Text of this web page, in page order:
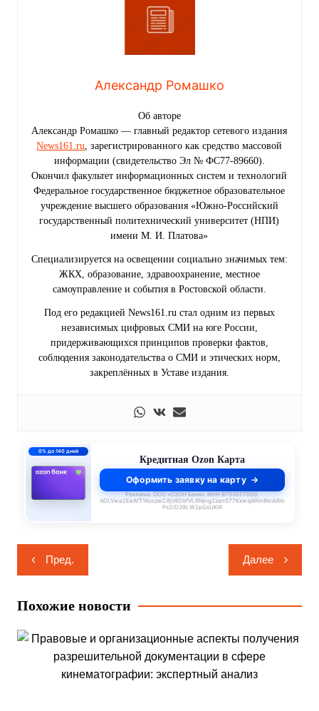
Александр Ромашко
Об авторе
Александр Ромашко — главный редактор сетевого издания
News161.ru , зарегистрированного как средство массовой
информации (свидетельство Эл № ФС77-89660).
Окончил факультет информационных систем и технологий
Федеральное государственное бюджетное образовательное
учреждение высшего образования «Южно-Российский
государственный политехнический университет (НПИ)
имени М. И. Платова»
Специализируется на освещении социально значимых тем:
ЖКХ, образование, здравоохранение, местное
самоуправление и события в Ростовской области.
Под его редакцией News161.ru стал одним из первых
независимых цифровых СМИ на юге России,
придерживающихся принципов проверки фактов,
соблюдения законодательства о СМИ и этических норм,
закреплённых в Уставе издания.
0% до 140 дней
Кредитная Ozon Карта
Оформить заявку на карту
Реклама. ООО «ОЗОН Банк». ИНН 9703077050.
ADLVwa2EeAfT1KcczwC8jV6DkfVLRNjng2zan577Kxwsj6Rm8krAAYo
Px2rD39LW2pGxUKiR
Навигация
по
записям
Пред. Далее
Похожие новости